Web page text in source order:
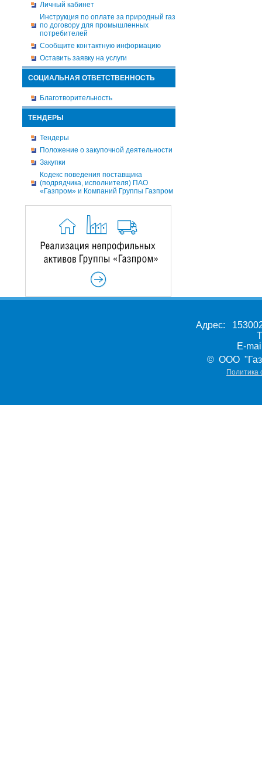
Личный кабинет
Инструкция по оплате за природный газ
по договору для промышленных
потребителей
Сообщите контактную информацию
Оставить заявку на услуги
СОЦИАЛЬНАЯ ОТВЕТСТВЕННОСТЬ
Благотворительность
ТЕНДЕРЫ
Тендеры
Положение о закупочной деятельности
Закупки
Кодекс поведения поставщика
(подрядчика, исполнителя) ПАО
«Газпром» и Компаний Группы Газпром
Адрес:
E-
© ООО
Политика